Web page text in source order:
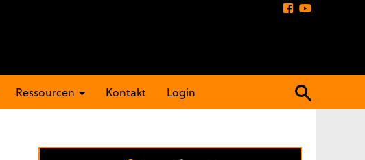
Ressourcen Kontakt Login
Suchen
nach: